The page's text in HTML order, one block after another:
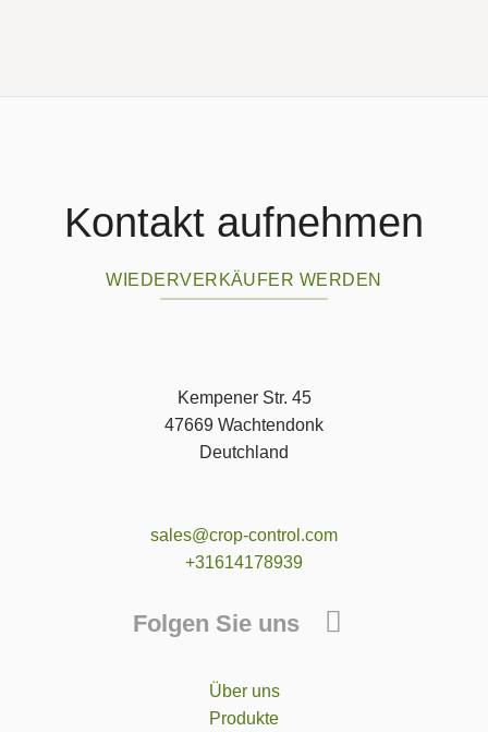
Kontakt aufnehmen
WIEDERVERKÄUFER WERDEN
Kempener Str. 45
47669 Wachtendonk
Deutchland
sales@crop-control.com
+31614178939
Folgen Sie uns
Über uns
Produkte